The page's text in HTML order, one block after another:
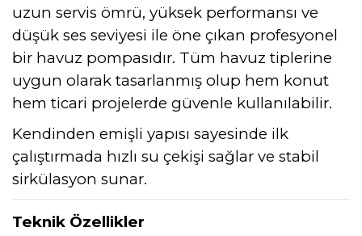
uzun servis ömrü, yüksek performansı ve
düşük ses seviyesi ile öne çıkan profesyonel
bir havuz pompasıdır. Tüm havuz tiplerine
uygun olarak tasarlanmış olup hem konut
hem ticari projelerde güvenle kullanılabilir.
Kendinden emişli yapısı sayesinde ilk
çalıştırmada hızlı su çekişi sağlar ve stabil
sirkülasyon sunar.
Teknik Özellikler